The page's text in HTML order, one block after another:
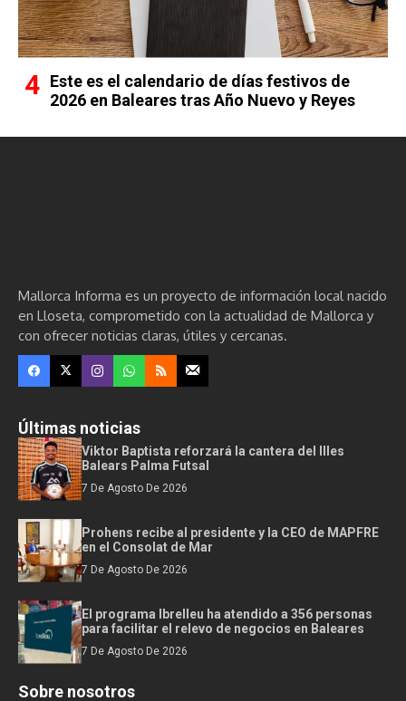
Este es el calendario de días festivos de
2026 en Baleares tras Año Nuevo y Reyes
Mallorca Informa es un proyecto de información local nacido
en Lloseta, comprometido con la actualidad de Mallorca y
con ofrecer noticias claras, útiles y cercanas.
Últimas noticias
Viktor Baptista reforzará la cantera del Illes
Balears Palma Futsal
7 De Agosto De 2026
Prohens recibe al presidente y la CEO de MAPFRE
en el Consolat de Mar
7 De Agosto De 2026
El programa Ibrelleu ha atendido a 356 personas
para facilitar el relevo de negocios en Baleares
7 De Agosto De 2026
Sobre nosotros